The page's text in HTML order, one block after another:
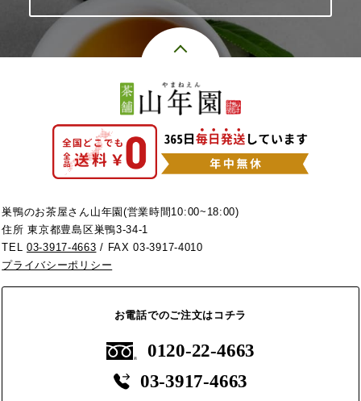
巣鴨のお茶屋さん山年園(営業時間10:00~18:00)
住所 東京都豊島区巣鴨3-34-1
TEL03-3917-4663 / FAX 03-3917-4010
プライバシーポリシー
お電話でのご注文はコチラ
0120-22-4663
03-3917-4663